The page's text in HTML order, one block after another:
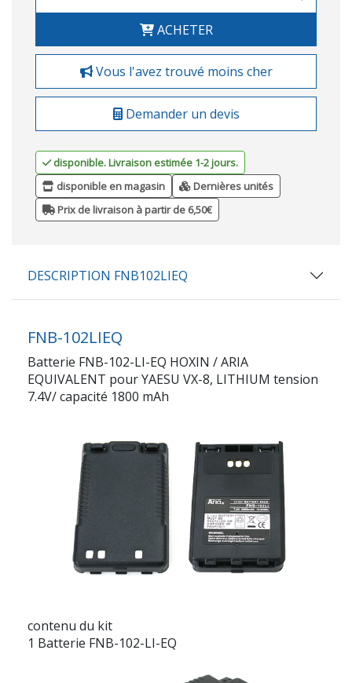
ACHETER
Vous l'avez trouvé moins cher
Demander un devis
disponible. Livraison estimée 1-2 jours.
disponible en magasin
Dernières unités
Prix de livraison à partir de 6,50€
DESCRIPTION FNB102LIEQ
FNB-102LIEQ
Batterie FNB-102-LI-EQ HOXIN / ARIA
EQUIVALENT pour YAESU VX-8, LITHIUM tension
7.4V/ capacité 1800 mAh
contenu du kit
1 Batterie FNB-102-LI-EQ